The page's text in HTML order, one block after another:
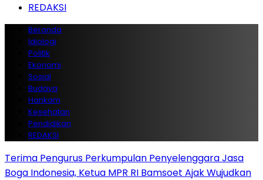
REDAKSI
Beranda
Idiologi
Politik
Ekonomi
Sosial
Budaya
Hankam
Kesehatan
Pendidikan
REDAKSI
Terima Pengurus Perkumpulan Penyelenggara Jasa
Boga Indonesia, Ketua MPR RI Bamsoet Ajak Wujudkan